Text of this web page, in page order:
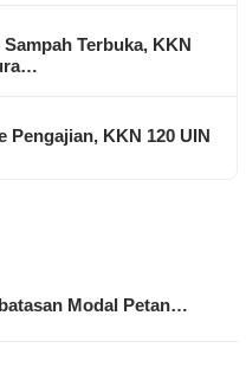
Terbuka, KKN
Pengajian, KKN 120 UIN
Modal Petan…